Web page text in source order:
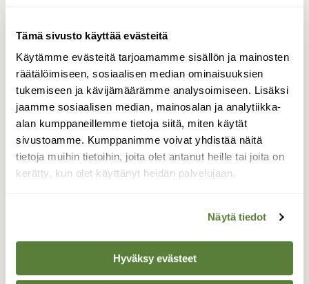
Tämä sivusto käyttää evästeitä
Käytämme evästeitä tarjoamamme sisällön ja mainosten
räätälöimiseen, sosiaalisen median ominaisuuksien
tukemiseen ja kävijämäärämme analysoimiseen. Lisäksi
jaamme sosiaalisen median, mainosalan ja analytiikka-
alan kumppaneillemme tietoja siitä, miten käytät
sivustoamme. Kumppanimme voivat yhdistää näitä
tietoja muihin tietoihin, joita olet antanut heille tai joita on
kerätty, kun olet käyttänyt heidän palvelujaan.
Näytä tiedot
Hyväksy evästeet
Pesästä pudonnut
Pieni ja hentoinen sinitiaisen poikanen piipitti
pesäpöntön alla. Oli säälittävää katsoa
(seurasin ikkunasta) kuinka se yritti kiivettä
koivunrunkoa pitkin ylös ja aina tipahti
takaisin. Hetken seurattuani huusin
miehelleni -tikapuut!. Otin poikasen ja nostin
takaisin pönttöön. Ruokinta näkyi jatkuvan
normaalisti. Teinkö oikein?
TAKAISIN LISTAAN